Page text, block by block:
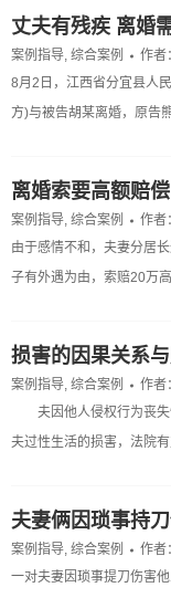
丈夫有残疾 离婚
案例指导, 综合案例 作者：
8月2日，江西省分宜县人
方)与被告胡某离婚，原告
离婚索要高额赔
案例指导, 综合案例 作者：
由于感情不和，夫妻分居
子有外遇为由，索赔20万
损害的因果关系
案例指导, 综合案例 作者：
夫因他人侵权行为丧失
夫过性生活的损害，法院
夫妻俩因琐事持
案例指导, 综合案例 作者：
一对夫妻因琐事提刀伤害